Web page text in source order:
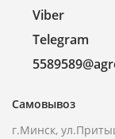
Viber
Telegram
Самовывоз
г.Минск,